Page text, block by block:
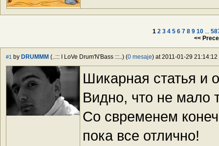
1 2 3 4 5 6 7 8 9 10 ...
<<
#1 by DRUMMM (..::: I LoVe Drum'N'Bass :::..) (0 mesaje) at 2011-01-29
Шикарная статья и
Видно, что не мало
Со свременем
пока все отлично!